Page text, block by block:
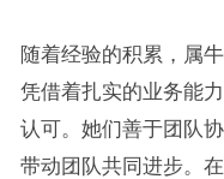
随着经验的积累，属
凭借着扎实的业务能
认可。她们善于团队
带动团队共同进步。